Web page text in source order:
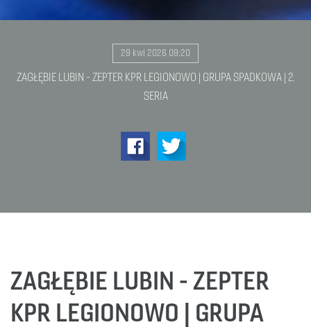
29 kwi 2026 09:20
ZAGŁĘBIE LUBIN - ZEPTER KPR LEGIONOWO | GRUPA SPADKOWA | 2.
SERIA
ZAGŁĘBIE LUBIN - ZEPTER
KPR LEGIONOWO | GRUPA